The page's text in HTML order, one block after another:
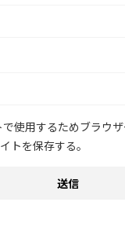
使用するためブラウ
トを保存する。